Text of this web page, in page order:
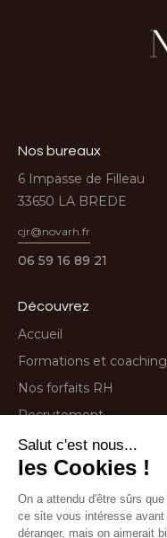
Nos bureaux
6 Impasse de Filleau
33650 LA BREDE
cjr@novarh.fr
06 59 16 89 21
Découvrez
Accueil
Formations et coaching
Nos forfaits RH
Recrutement
Contactez-nous